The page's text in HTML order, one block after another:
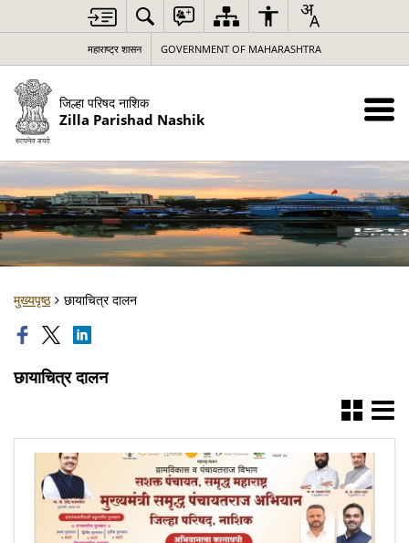
महाराष्ट्र शासन GOVERNMENT OF MAHARASHTRA
जिल्हा परिषद नाशिक
Zilla Parishad Nashik
मुख्यपृष्ठ छायाचित्र दालन
छायाचित्र दालन